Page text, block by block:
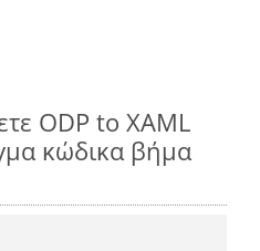
ODP to XAML
κώδικα βήμα